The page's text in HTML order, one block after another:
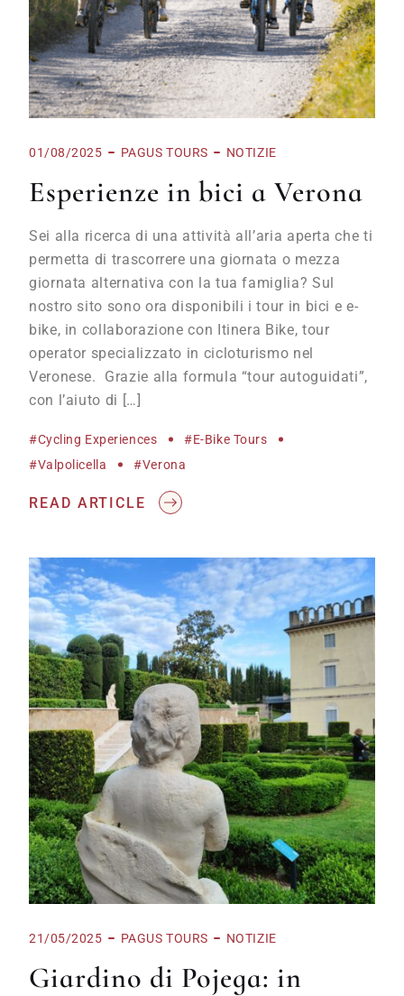
01/08/2025 PAGUS TOURS NOTIZIE
Esperienze in bici a Verona
Sei alla ricerca di una attività all’aria aperta che ti
permetta di trascorrere una giornata o mezza
giornata alternativa con la tua famiglia? Sul
nostro sito sono ora disponibili i tour in bici e e-
bike, in collaborazione con Itinera Bike, tour
operator specializzato in cicloturismo nel
Veronese. Grazie alla formula “tour autoguidati”,
con l’aiuto di […]
#cycling Experiences
#e-Bike Tours
#Valpolicella
#Verona
READ ARTICLE
21/05/2025 PAGUS TOURS NOTIZIE
Giardino di Pojega: in